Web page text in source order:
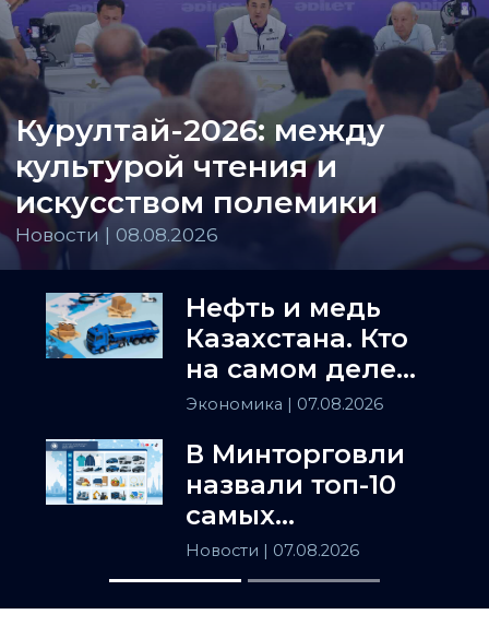
Курултай-2026: между
культурой чтения и
искусством полемики
Новости | 08.08.2026
Нефть и медь
Казахстана. Кто
на самом деле
держит
Азию
Экономика | 07.08.2026
В Минторговли
назвали топ-10
самых
популярных
товаров в
Казахстане
Новости | 07.08.2026